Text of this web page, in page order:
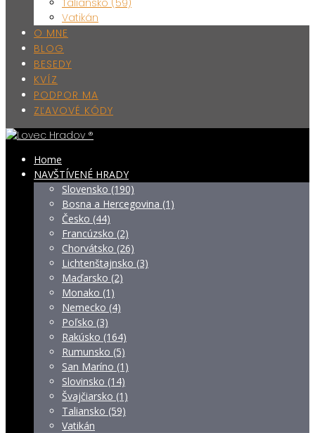
Taliansko (59)
Vatikán
O MNE
BLOG
BESEDY
KVÍZ
PODPOR MA
ZĽAVOVÉ KÓDY
Home
NAVŠTÍVENÉ HRADY
Slovensko (190)
Bosna a Hercegovina (1)
Česko (44)
Francúzsko (2)
Chorvátsko (26)
Lichtenštajnsko (3)
Maďarsko (2)
Monako (1)
Nemecko (4)
Poľsko (3)
Rakúsko (164)
Rumunsko (5)
San Maríno (1)
Slovinsko (14)
Švajčiarsko (1)
Taliansko (59)
Vatikán